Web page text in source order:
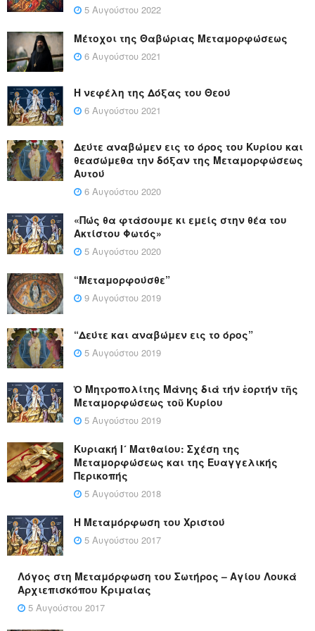
5 Αυγούστου 2022
Μέτοχοι της Θαβώριας Μεταμορφώσεως
6 Αυγούστου 2021
Η νεφέλη της Δόξας του Θεού
6 Αυγούστου 2021
Δεύτε αναβώμεν εις το όρος του Κυρίου και
θεασώμεθα την δόξαν της Μεταμορφώσεως
Αυτού
6 Αυγούστου 2020
«Πώς θα φτάσουμε κι εμείς στην θέα του
Ακτίστου Φωτός»
5 Αυγούστου 2020
“Μεταμορφούσθε”
9 Αυγούστου 2019
“Δεύτε και αναβώμεν εις το όρος”
5 Αυγούστου 2019
Ὁ Μητροπολίτης Μάνης διά τήν ἑορτήν τῆς
Μεταμορφώσεως τοῦ Κυρίου
5 Αυγούστου 2019
Κυριακή Ι´ Ματθαίου: Σχέση της
Μεταμορφώσεως και της Ευαγγελικής
Περικοπής
5 Αυγούστου 2018
Η Μεταμόρφωση του Χριστού
5 Αυγούστου 2017
Λόγος στη Μεταμόρφωση του Σωτήρος – Αγίου Λουκά
Αρχιεπισκόπου Κριμαίας
5 Αυγούστου 2017